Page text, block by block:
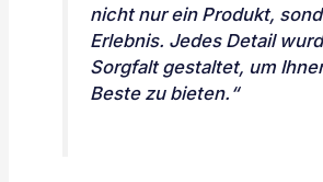
nicht nur ein Produkt,
Erlebnis. Jedes Detail
Sorgfalt gestaltet, um
Beste zu bieten.“